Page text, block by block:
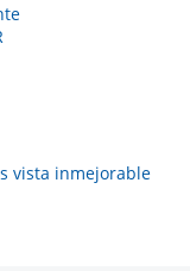
vista inmejorable